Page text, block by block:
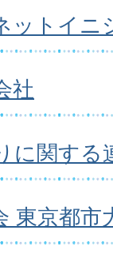
ットイニ
社
に関する
東京都市